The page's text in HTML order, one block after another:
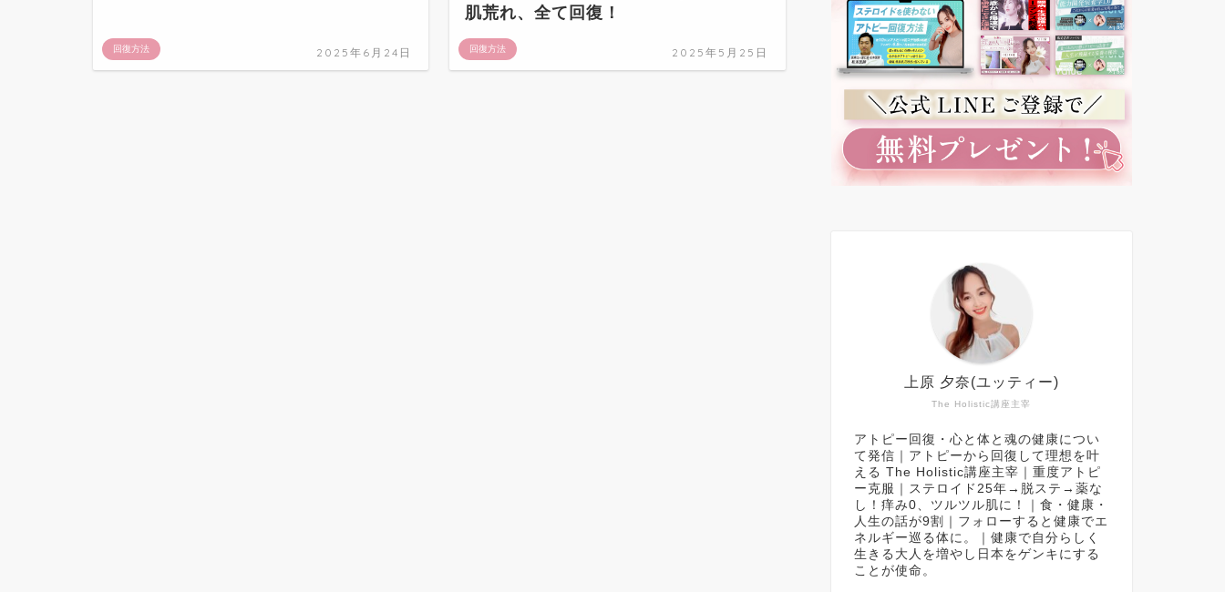
回復方法 2025年6月24日 回復方法
肌荒れ、全て回復！
2025年5月25日
The Holistic講座主宰
上原 夕奈(ユッティー)
アトピー回復・心と体と魂の健康につい
て発信｜アトピーから回復して理想を叶
える The Holistic講座主宰｜重度アトピ
ー克服｜ステロイド25年→脱ステ→薬な
し！痒み0、ツルツル肌に！｜食・健康・
人生の話が9割｜フォローすると健康でエ
ネルギー巡る体に。｜健康で自分らしく
生きる大人を増やし日本をゲンキにする
ことが使命。